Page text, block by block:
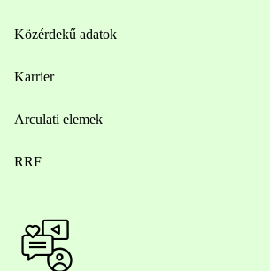
Közérdekű adatok
Karrier
Arculati elemek
RRF